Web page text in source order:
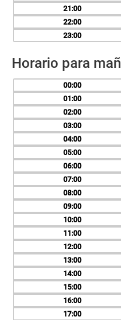
21
22
23
Horario para
00
01
02
03
04
05
06
07
08
09
10
11
12
13
14
15
16
17